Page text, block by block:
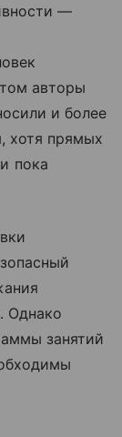
—
авторы
и более
хотя прямых
пока
Однако
занятий